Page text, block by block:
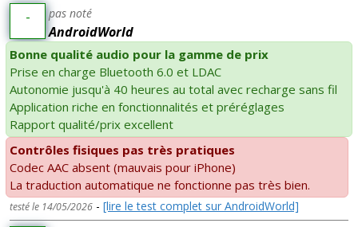
- pas noté
AndroidWorld
Bonne qualité audio pour la gamme de prix
Prise en charge Bluetooth 6.0 et LDAC
Autonomie jusqu'à 40 heures au total avec recharge sans fil
Application riche en fonctionnalités et préréglages
Rapport qualité/prix excellent
Contrôles fisiques pas très pratiques
Codec AAC absent (mauvais pour iPhone)
La traduction automatique ne fonctionne pas très bien.
testé le 14/05/2026 - [lire le test complet sur AndroidWorld]